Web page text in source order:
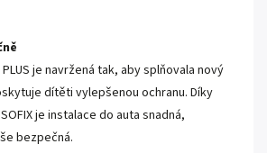
PLUS je navržená tak, aby splňovala nový
dítěti vylepšenou ochranu. Díky
je instalace do auta snadná,
bezpečná.